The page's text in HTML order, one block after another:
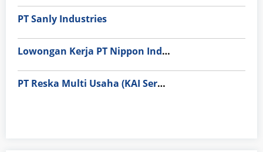
PT Sanly Industries
Lowongan Kerja PT Nippon Indosari Corpindo Tbk. Bulan Agustus 2026
PT Reska Multi Usaha (KAI Services)